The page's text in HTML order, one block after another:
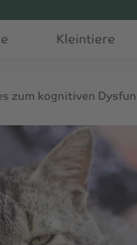
Kleintiere
zum kognitiven